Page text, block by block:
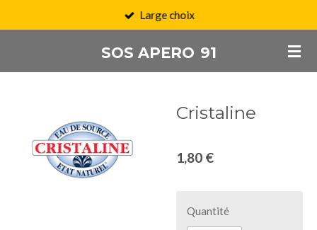
principal
SOS APERO 91
Large choix
Cristaline
1,80 €
Quantité